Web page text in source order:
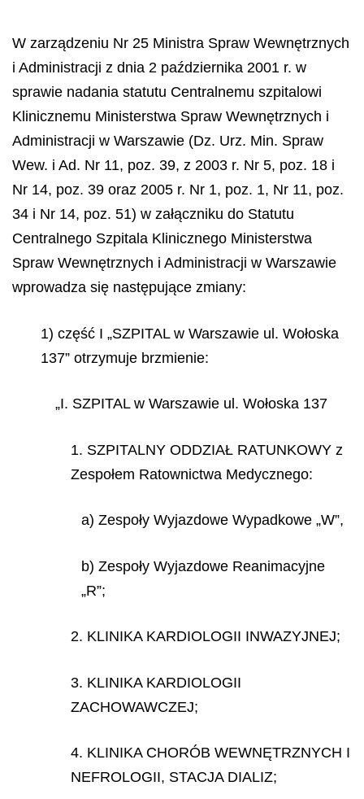
W zarządzeniu Nr 25 Ministra Spraw Wewnętrznych
i Administracji z dnia 2 października 2001 r. w
sprawie nadania statutu Centralnemu szpitalowi
Klinicznemu Ministerstwa Spraw Wewnętrznych i
Administracji w Warszawie (Dz. Urz. Min. Spraw
Wew. i Ad. Nr 11, poz. 39, z 2003 r. Nr 5, poz. 18 i
Nr 14, poz. 39 oraz 2005 r. Nr 1, poz. 1, Nr 11, poz.
34 i Nr 14, poz. 51) w załączniku do Statutu
Centralnego Szpitala Klinicznego Ministerstwa
Spraw Wewnętrznych i Administracji w Warszawie
wprowadza się następujące zmiany:
1) część I „SZPITAL w Warszawie ul. Wołoska
137” otrzymuje brzmienie:
„I. SZPITAL w Warszawie ul. Wołoska 137
1. SZPITALNY ODDZIAŁ RATUNKOWY z
Zespołem Ratownictwa Medycznego:
a) Zespoły Wyjazdowe Wypadkowe „W”,
b) Zespoły Wyjazdowe Reanimacyjne
„R”;
2. KLINIKA KARDIOLOGII INWAZYJNEJ;
3. KLINIKA KARDIOLOGII
ZACHOWAWCZEJ;
4. KLINIKA CHORÓB WEWNĘTRZNYCH I
NEFROLOGII, STACJA DIALIZ;